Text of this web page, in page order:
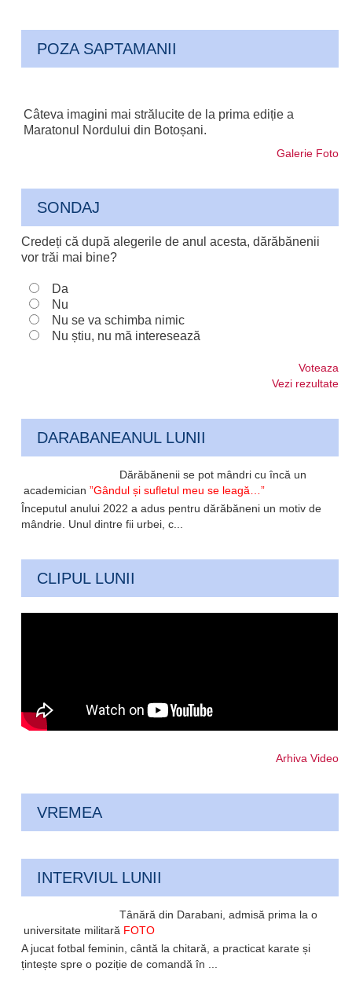
POZA SAPTAMANII
Câteva imagini mai strălucite de la prima ediție a
Maratonul Nordului din Botoșani.
Galerie Foto
SONDAJ
Credeți că după alegerile de anul acesta, dărăbănenii
vor trăi mai bine?
Da
Nu
Nu se va schimba nimic
Nu știu, nu mă interesează
Voteaza
Vezi rezultate
DARABANEANUL LUNII
Dărăbănenii se pot mândri cu încă un
academician”Gândul și sufletul meu se leagă…”
Începutul anului 2022 a adus pentru dărăbăneni un motiv de
mândrie. Unul dintre fii urbei, c...
CLIPUL LUNII
Arhiva Video
VREMEA
INTERVIUL LUNII
Tânără din Darabani, admisă prima la o
universitate militară FOTO
A jucat fotbal feminin, cântă la chitară, a practicat karate și
țintește spre o poziție de comandă în ...